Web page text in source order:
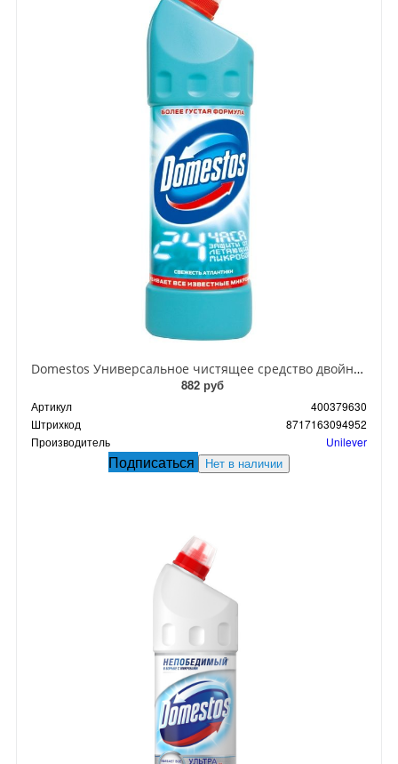
Domestos Универсальное чистящее средство двойная сила Свежесть Атлантики 1 л
882 руб
Артикул
400379630
Штрихкод
8717163094952
Производитель
Unilever
Подписаться Нет в наличии